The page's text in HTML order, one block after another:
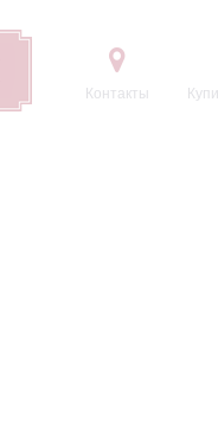
Контакты